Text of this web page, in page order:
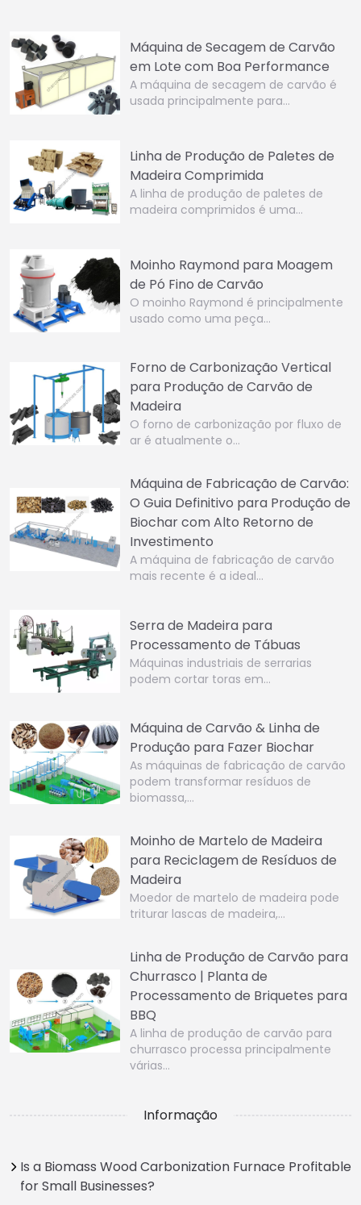
Máquina de Secagem de Carvão
em Lote com Boa Performance
A máquina de secagem de carvão é
usada principalmente para…
Linha de Produção de Paletes de
Madeira Comprimida
A linha de produção de paletes de
madeira comprimidos é uma…
Moinho Raymond para Moagem
de Pó Fino de Carvão
O moinho Raymond é principalmente
usado como uma peça…
Forno de Carbonização Vertical
para Produção de Carvão de
Madeira
O forno de carbonização por fluxo de
ar é atualmente o…
Máquina de Fabricação de Carvão:
O Guia Definitivo para Produção de
Biochar com Alto Retorno de
Investimento
A máquina de fabricação de carvão
mais recente é a ideal…
Serra de Madeira para
Processamento de Tábuas
Máquinas industriais de serrarias
podem cortar toras em…
Máquina de Carvão & Linha de
Produção para Fazer Biochar
As máquinas de fabricação de carvão
podem transformar resíduos de
biomassa,…
Moinho de Martelo de Madeira
para Reciclagem de Resíduos de
Madeira
Moedor de martelo de madeira pode
triturar lascas de madeira,…
Linha de Produção de Carvão para
Churrasco | Planta de
Processamento de Briquetes para
BBQ
A linha de produção de carvão para
churrasco processa principalmente
várias…
Informação
Is a Biomass Wood Carbonization Furnace Profitable
for Small Businesses?